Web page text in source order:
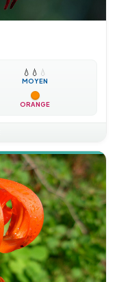
💧 💧 💧
MOYEN
ORANGE